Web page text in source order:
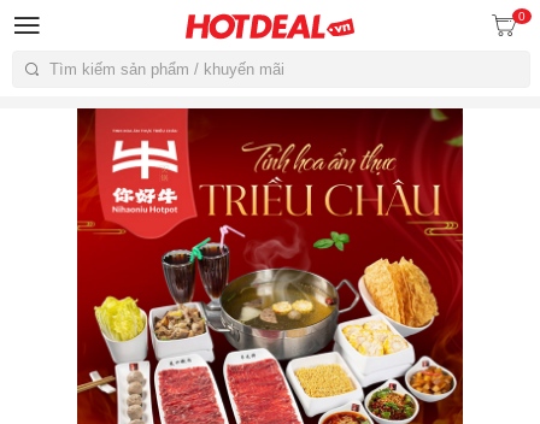
Tìm kiếm
0